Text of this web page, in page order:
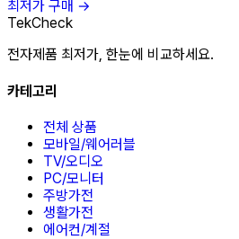
최저가 구매 →
TekCheck
전자제품 최저가, 한눈에 비교하세요.
카테고리
전체 상품
모바일/웨어러블
TV/오디오
PC/모니터
주방가전
생활가전
에어컨/계절